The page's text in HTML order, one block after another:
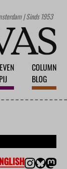
| Sinds 1953
COLUMN
BLOG